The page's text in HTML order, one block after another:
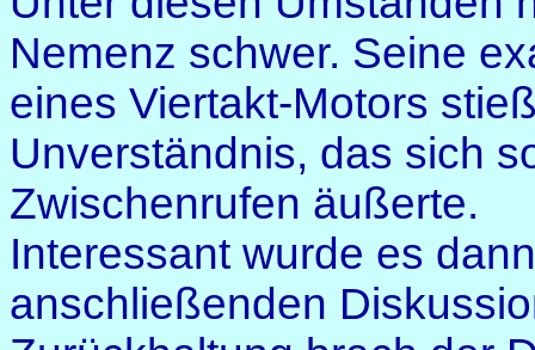
Nemenz schwer. Seine
eines Viertakt-Motors
Unverständnis, das sich
Zwischenrufen äußerte.
Interessant wurde es
anschließenden